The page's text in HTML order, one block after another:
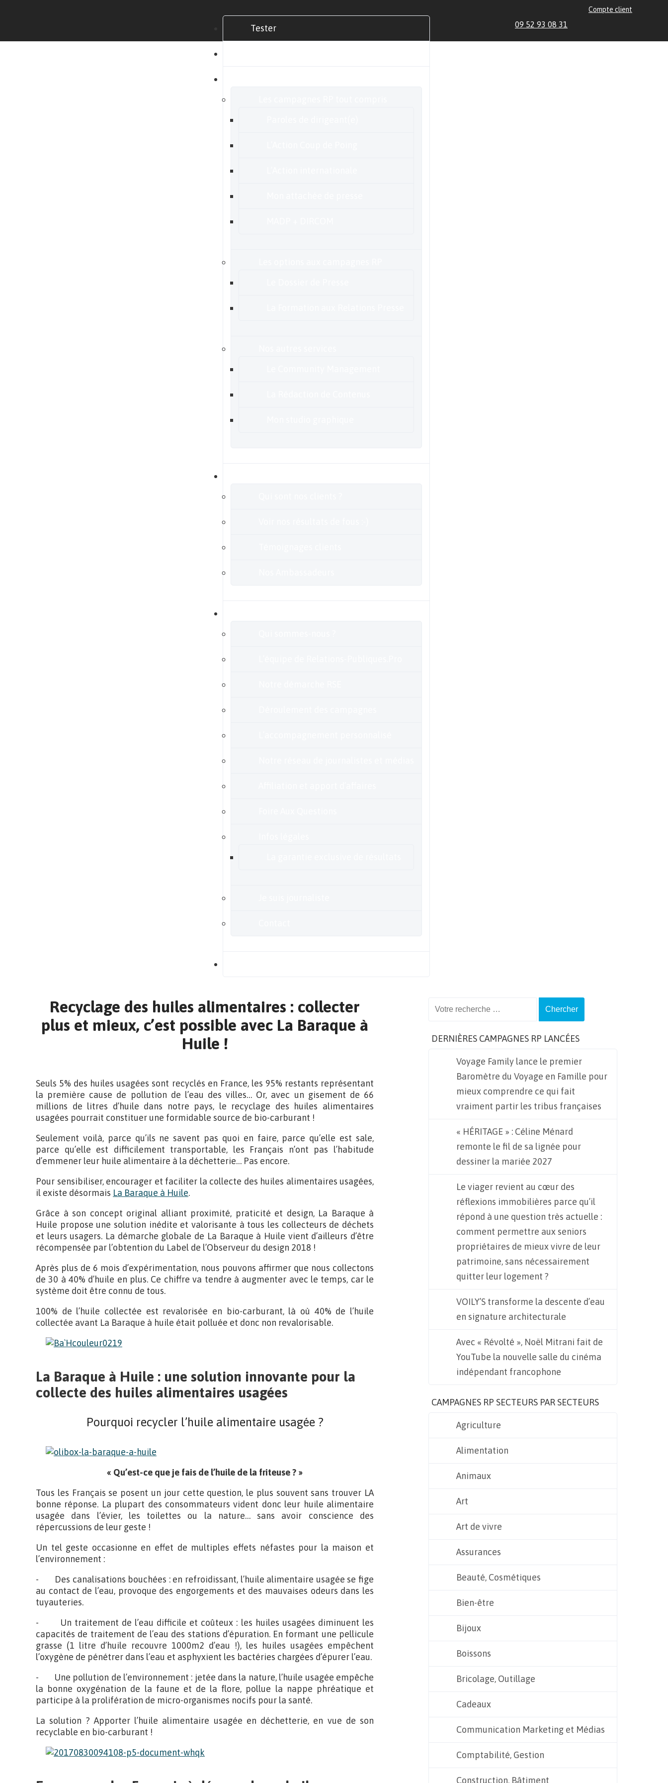
Tester
Compte client
09 52 93 08 31
Recyclage des huiles alimentaires : collecter
plus et mieux, c’est possible avec La Baraque à
Huile !
Seuls 5% des huiles usagées sont recyclés en France, les 95% restants représentant
la première cause de pollution de l’eau des villes… Or, avec un gisement de 66
millions de litres d’huile dans notre pays, le recyclage des huiles alimentaires
usagées pourrait constituer une formidable source de bio-carburant !
Seulement voilà, parce qu’ils ne savent pas quoi en faire, parce qu’elle est sale,
parce qu’elle est difficilement transportable, les Français n’ont pas l’habitude
d’emmener leur huile alimentaire à la déchetterie… Pas encore.
Pour sensibiliser, encourager et faciliter la collecte des huiles alimentaires usagées,
il existe désormais La Baraque à Huile.
Grâce à son concept original alliant proximité, praticité et design, La Baraque à
Huile propose une solution inédite et valorisante à tous les collecteurs de déchets
et leurs usagers. La démarche globale de La Baraque à Huile vient d’ailleurs d’être
récompensée par l’obtention du Label de l’Observeur du design 2018 !
Après plus de 6 mois d’expérimentation, nous pouvons affirmer que nous collectons
de 30 à 40% d’huile en plus. Ce chiffre va tendre à augmenter avec le temps, car le
système doit être connu de tous.
100% de l’huile collectée est revalorisée en bio-carburant, là où 40% de l’huile
collectée avant La Baraque à huile était polluée et donc non revalorisable.
La Baraque à Huile : une solution innovante pour la
collecte des huiles alimentaires usagées
Pourquoi recycler l’huile alimentaire usagée ?
« Qu’est-ce que je fais de l’huile de la friteuse ? »
Tous les Français se posent un jour cette question, le plus souvent sans trouver LA
bonne réponse. La plupart des consommateurs vident donc leur huile alimentaire
usagée dans l’évier, les toilettes ou la nature… sans avoir conscience des
répercussions de leur geste !
Un tel geste occasionne en effet de multiples effets néfastes pour la maison et
l’environnement :
- Des canalisations bouchées : en refroidissant, l’huile alimentaire usagée se fige
au contact de l’eau, provoque des engorgements et des mauvaises odeurs dans les
tuyauteries.
- Un traitement de l’eau difficile et coûteux : les huiles usagées diminuent les
capacités de traitement de l’eau des stations d’épuration. En formant une pellicule
grasse (1 litre d’huile recouvre 1000m2 d’eau !), les huiles usagées empêchent
l’oxygène de pénétrer dans l’eau et asphyxient les bactéries chargées d’épurer l’eau.
- Une pollution de l’environnement : jetée dans la nature, l’huile usagée empêche
la bonne oxygénation de la faune et de la flore, pollue la nappe phréatique et
participe à la prolifération de micro-organismes nocifs pour la santé.
La solution ? Apporter l’huile alimentaire usagée en déchetterie, en vue de son
recyclable en bio-carburant !
DERNIÈRES CAMPAGNES RP LANCÉES
Voyage Family lance le premier
Baromètre du Voyage en Famille pour
mieux comprendre ce qui fait
vraiment partir les tribus françaises
« HÉRITAGE » : Céline Ménard
remonte le fil de sa lignée pour
dessiner la mariée 2027
Le viager revient au cœur des
réflexions immobilières parce qu’il
répond à une question très actuelle :
comment permettre aux seniors
propriétaires de mieux vivre de leur
patrimoine, sans nécessairement
quitter leur logement ?
VOILY’S transforme la descente d’eau
en signature architecturale
Avec « Révolté », Noël Mitrani fait de
YouTube la nouvelle salle du cinéma
indépendant francophone
CAMPAGNES RP SECTEURS PAR SECTEURS
Agriculture
Alimentation
Animaux
Art
Art de vivre
Assurances
Beauté, Cosmétiques
Bien-être
Bijoux
Boissons
Bricolage, Outillage
Cadeaux
Communication Marketing et Médias
Comptabilité, Gestion
Construction, Bâtiment